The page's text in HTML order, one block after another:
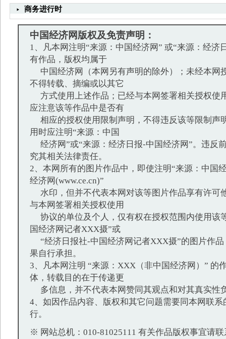
商务进行时
中国经济网版权及免责声明：
1、凡本网注明“来源：中国经济网” 或“来源：经济
有作品，版权均属于
中国经济网（本网另有声明的除外）；未经本网
不得转载、摘编或以其它
方式使用上述作品；已经与本网签署相关授权使
应注意该等作品中是否有
相应的授权使用限制声明，不得违反该等限制声
用时应注明“来源：中国
经济网”或“来源：经济日报-中国经济网”。违反
究其相关法律责任。
2、本网所有的图片作品中，即使注明“来源：中国
经济网(www.ce.cn)”
水印，但并不代表本网对该等图片作品享有许可
与本网签署相关授权使用
协议的单位及个人，仅有权在授权范围内使用该
国经济网记者XXX摄”或
“经济日报社-中国经济网记者XXX摄”的图片作品
果自行承担。
3、凡本网注明 “来源：XXX（非中国经济网）” 的
体，转载目的在于传递更
多信息，并不代表本网赞同其观点和对其真实性
4、如因作品内容、版权和其它问题需要同本网联系
行。
※ 网站总机：010-81025111 有关作品版权事宜请联